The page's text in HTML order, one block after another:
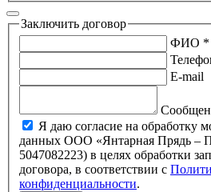
Заключить договор
ФИО *
E-mail
Я даю согласие на обработку
данных ООО «Янтарная Прядь –
5047082223) в целях обработки запроса и заключение
договора, в соответствии с
конфиденциальности.